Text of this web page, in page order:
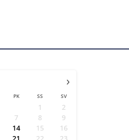
›
PK SS SV
1
2
7 8
9
14 15
16